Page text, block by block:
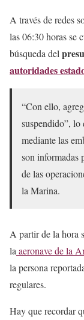
A través de redes
las 06:30 horas se
búsqueda del
autoridades
“Con ello,
suspendido”, lo
mediante las
son informadas
de las
la Marina.
A partir de la hora
la aeronave de la
la persona
regulares.
Hay que recordar